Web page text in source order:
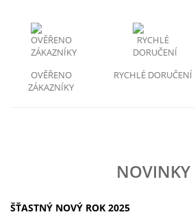
OVĚŘENO
ZÁKAZNÍKY
RYCHLÉ DORUČENÍ
NOVINKY
ŠŤASTNÝ NOVÝ ROK 2025